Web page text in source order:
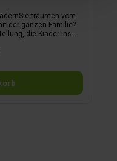
träumen vom
der ganzen Familie?
die Kinder ins
und Stellplätze zu
Ratgeber zur Hand,
Jasmin und Jonas
und Hund Betty im
mit diesem Buch